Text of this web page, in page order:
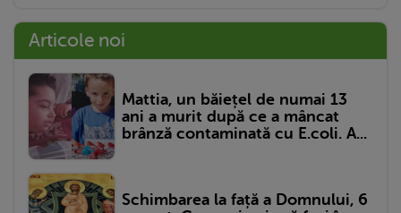
Articole noi
Mattia, un băiețel de numai 13
ani a murit după ce a mâncat
brânză contaminată cu E.coli. A...
Schimbarea la față a Domnului, 6